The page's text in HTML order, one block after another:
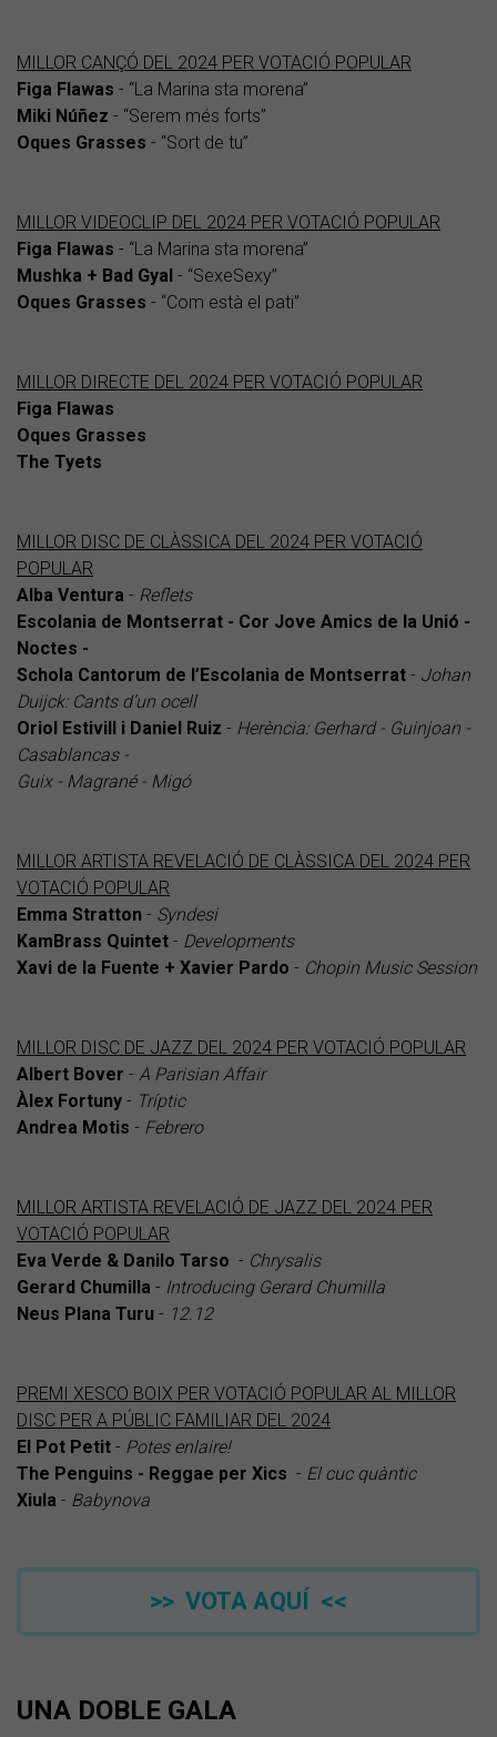
MILLOR CANÇÓ DEL 2024 PER VOTACIÓ POPULAR
Figa Flawas - “La Marina sta morena”
Miki Núñez - “Serem més forts”
Oques Grasses - “Sort de tu”
MILLOR VIDEOCLIP DEL 2024 PER VOTACIÓ POPULAR
Figa Flawas - “La Marina sta morena”
Mushka + Bad Gyal - “SexeSexy”
Oques Grasses - “Com està el pati”
MILLOR DIRECTE DEL 2024 PER VOTACIÓ POPULAR
Figa Flawas
Oques Grasses
The Tyets
MILLOR DISC DE CLÀSSICA DEL 2024 PER VOTACIÓ
POPULAR
Alba Ventura - Reflets
Escolania de Montserrat - Cor Jove Amics de la Unió -
Noctes -
Schola Cantorum de l’Escolania de Montserrat - Johan
Duijck: Cants d’un ocell
Oriol Estivill i Daniel Ruiz - Herència: Gerhard - Guinjoan -
Casablancas -
Guix - Magrané - Migó
MILLOR ARTISTA REVELACIÓ DE CLÀSSICA DEL 2024 PER
VOTACIÓ POPULAR
Emma Stratton - Syndesi
KamBrass Quintet - Developments
Xavi de la Fuente + Xavier Pardo - Chopin Music Session
MILLOR DISC DE JAZZ DEL 2024 PER VOTACIÓ POPULAR
Albert Bover - A Parisian Affair
Àlex Fortuny - Tríptic
Andrea Motis - Febrero
MILLOR ARTISTA REVELACIÓ DE JAZZ DEL 2024 PER
VOTACIÓ POPULAR
Eva Verde & Danilo Tarso - Chrysalis
Gerard Chumilla - Introducing Gerard Chumilla
Neus Plana Turu - 12.12
PREMI XESCO BOIX PER VOTACIÓ POPULAR AL MILLOR
DISC PER A PÚBLIC FAMILIAR DEL 2024
El Pot Petit - Potes enlaire!
The Penguins - Reggae per Xics - El cuc quàntic
Xiula - Babynova
>> VOTA AQUÍ <<
UNA DOBLE GALA